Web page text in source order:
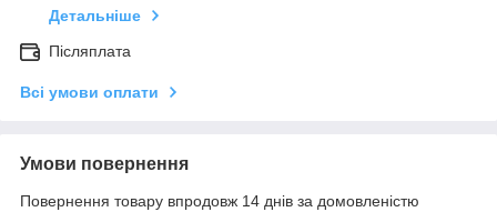
Детальніше
Післяплата
Всі умови оплати
Умови повернення
Повернення товару впродовж 14 днів за домовленістю